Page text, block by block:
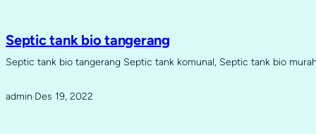
Septic tank bio tangerang
Septic tank bio tangerang Septic tank komunal, Septic tank bio
admin·Des 19, 2022